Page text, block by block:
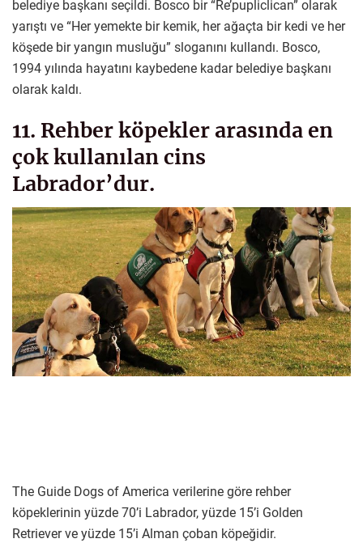
belediye başkanı seçildi. Bosco bir “Re’pupliclican” olarak
yarıştı ve “Her yemekte bir kemik, her ağaçta bir kedi ve her
köşede bir yangın musluğu” sloganını kullandı. Bosco,
1994 yılında hayatını kaybedene kadar belediye başkanı
olarak kaldı.
11. Rehber köpekler arasında en
çok kullanılan cins
Labrador’dur.
The Guide Dogs of America verilerine göre rehber
köpeklerinin yüzde 70’i Labrador, yüzde 15’i Golden
Retriever ve yüzde 15’i Alman çoban köpeğidir.